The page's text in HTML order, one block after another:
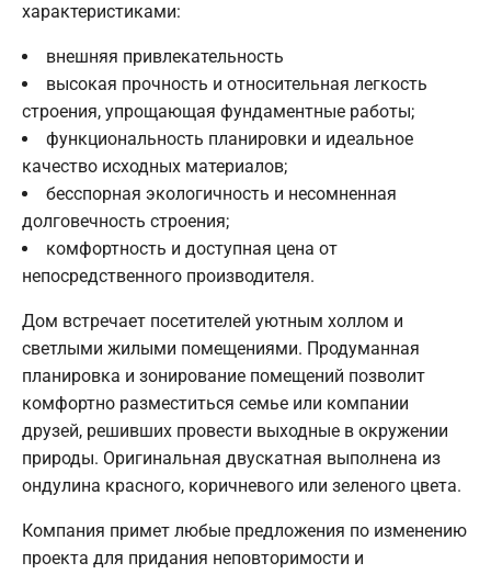
характеристиками:
внешняя привлекательность
высокая прочность и относительная легкость
строения, упрощающая фундаментные работы;
функциональность планировки и идеальное
качество исходных материалов;
бесспорная экологичность и несомненная
долговечность строения;
комфортность и доступная цена от
непосредственного производителя.
Дом встречает посетителей уютным холлом и
светлыми жилыми помещениями. Продуманная
планировка и зонирование помещений позволит
комфортно разместиться семье или компании
друзей, решивших провести выходные в окружении
природы. Оригинальная двускатная выполнена из
ондулина красного, коричневого или зеленого цвета.
Компания примет любые предложения по изменению
проекта для придания неповторимости и